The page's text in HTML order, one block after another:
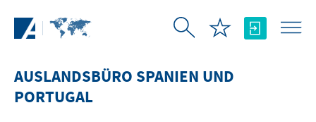
AUSLANDSBÜRO SPANIEN UND
PORTUGAL